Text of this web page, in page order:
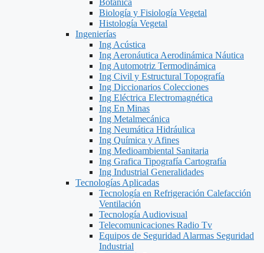
Botánica
Biología y Fisiología Vegetal
Histología Vegetal
Ingenierías
Ing Acústica
Ing Aeronáutica Aerodinámica Náutica
Ing Automotriz Termodinámica
Ing Civil y Estructural Topografía
Ing Diccionarios Colecciones
Ing Eléctrica Electromagnética
Ing En Minas
Ing Metalmecánica
Ing Neumática Hidráulica
Ing Química y Afines
Ing Medioambiental Sanitaria
Ing Grafica Tipografía Cartografía
Ing Industrial Generalidades
Tecnologías Aplicadas
Tecnología en Refrigeración Calefacción
Ventilación
Tecnología Audiovisual
Telecomunicaciones Radio Tv
Equipos de Seguridad Alarmas Seguridad
Industrial